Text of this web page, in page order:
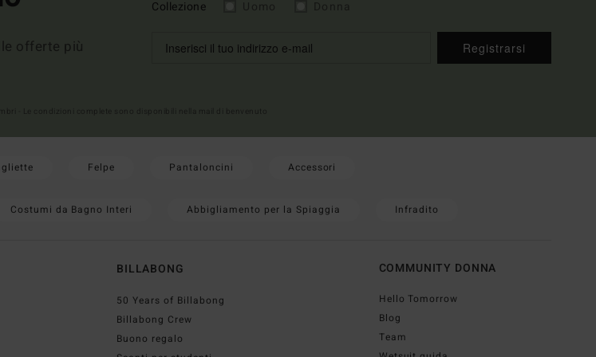
offerte più
Collezione
Registrarsi
Felpe Pantaloncini Accessori
Costumi da Bagno Interi Abbigliamento per la Spiaggia Infradito
BILLABONG
50 Years of Billabong
Billabong Crew
Buono regalo
COMMUNITY DONNA
Hello Tomorrow
Blog
Team